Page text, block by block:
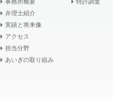
事務所概要
弁理士紹介
実績と将来像
アクセス
担当分野
あいぎの取り組み
特許調査